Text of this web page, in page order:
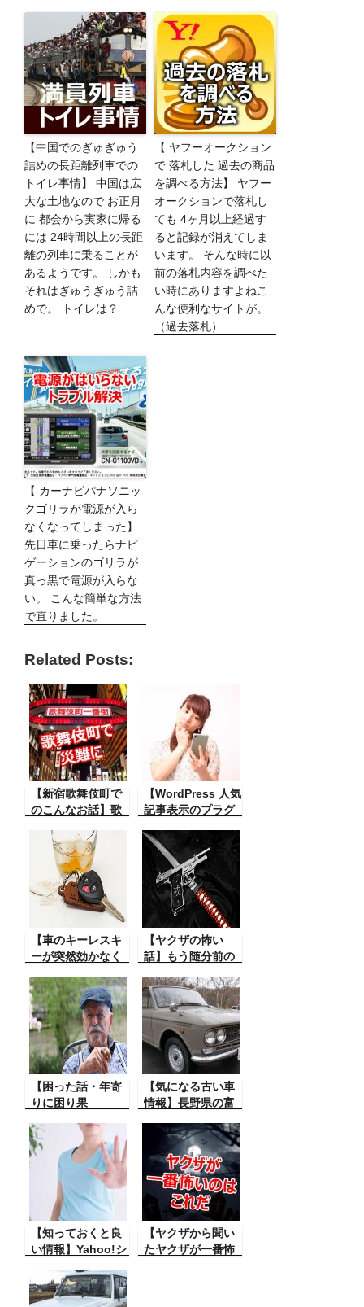
【中国でのぎゅぎゅう
詰めの長距離列車での
トイレ事情】 中国は広
大な土地なので お正月
に 都会から実家に帰る
には 24時間以上の長距
離の列車に乗ることが
あるようです。 しかも
それはぎゅうぎゅう詰
めで。 トイレは？
【 ヤフーオークション
で 落札した 過去の商品
を調べる方法】 ヤフー
オークションで落札し
ても 4ヶ月以上経過す
ると記録が消えてしま
います。 そんな時に以
前の落札内容を調べた
い時にありますよねこ
んな便利なサイトが。
（過去落札）
【 カーナビパナソニッ
クゴリラが電源が入ら
なくなってしまった】
先日車に乗ったらナビ
ゲーションのゴリラが
真っ黒で電源が入らな
い。 こんな簡単な方法
で直りました。
Related Posts:
【新宿歌舞伎町で
のこんなお話】歌
たらのこんな面白
話。笑い話かもし
れません。
【WordPress 人気
記事表示のプラグ
まった】ブログに
は人気記事の表示
というのが大切で
すがその表示が出
なくなってしまっ
た。そして解決。
【車のキーレスキ
ーが突然効かなく
キーレスキーが突
然動作しなくなり
駐車した車のドア
を開けることがで
きなくなってしま
った。その原因と
対策
【ヤクザの怖い
話】もう随分前の
ザの大親分にヤク
ザは大嫌いだと大
口をたたいてしま
った。その
後・・・・
【困った話・年寄
りに困り果
パートの店員さん
の体験談。これは
困りましたね。 笑
い話の様な事です
が、知らない人に
は・・・
【気になる古い車
情報】長野県の富
トランの駐車場で
すごい古い車を発
見思わず声をあげ
てしまった。ワオ
～感激
【知っておくと良
い情報】Yahoo!シ
をキャンセルする
方法
【ヤクザから聞い
たヤクザが一番怖